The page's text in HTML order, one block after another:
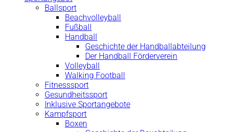
Ballsport
Beachvolleyball
Fußball
Handball
Geschichte der Handballabteilung
Der Handball Förderverein
Volleyball
Walking Football
Fitnesssport
Gesundheitssport
Inklusive Sportangebote
Kampfsport
Boxen